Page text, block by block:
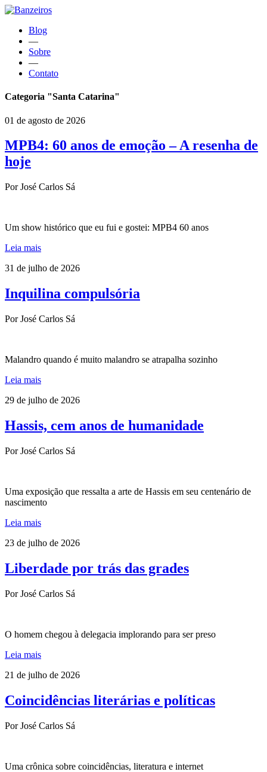
Blog
—
Sobre
—
Contato
Categoria "Santa Catarina"
01 de agosto de 2026
MPB4: 60 anos de emoção – A resenha de
hoje
Por José Carlos Sá
Um show histórico que eu fui e gostei: MPB4 60 anos
Leia mais
31 de julho de 2026
Inquilina compulsória
Por José Carlos Sá
Malandro quando é muito malandro se atrapalha sozinho
Leia mais
29 de julho de 2026
Hassis, cem anos de humanidade
Por José Carlos Sá
Uma exposição que ressalta a arte de Hassis em seu centenário de
nascimento
Leia mais
23 de julho de 2026
Liberdade por trás das grades
Por José Carlos Sá
O homem chegou à delegacia implorando para ser preso
Leia mais
21 de julho de 2026
Coincidências literárias e políticas
Por José Carlos Sá
Uma crônica sobre coincidências, literatura e internet